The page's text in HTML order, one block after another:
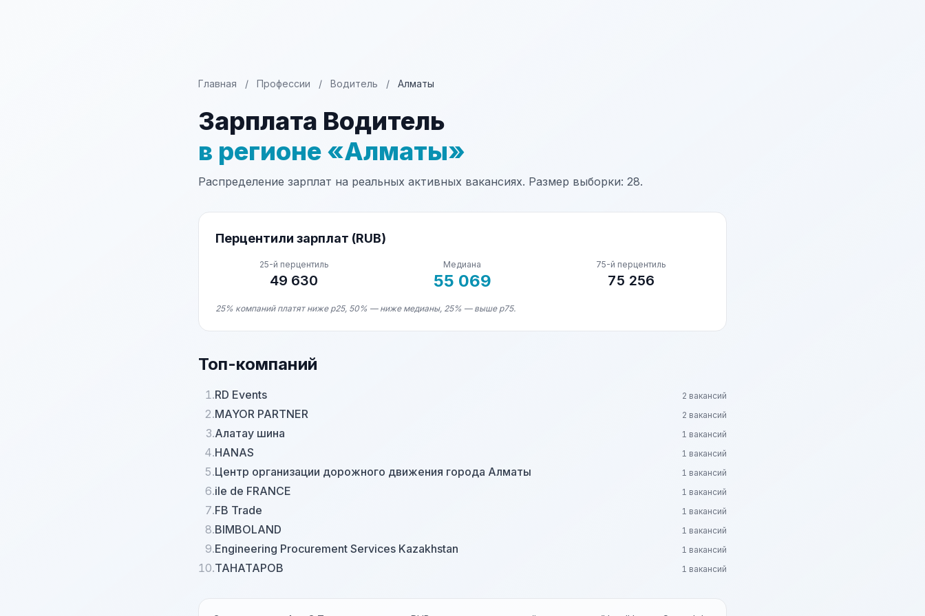
Главная / Профессии / Водитель / Алматы
Зарплата Водитель
в регионе «Алматы»
Распределение зарплат на реальных активных вакансиях. Размер выборки: 28.
Перцентили зарплат (RUB)
25-й перцентиль
49 630
Медиана
55 069
75-й перцентиль
75 256
25% компаний платят ниже p25, 50% — ниже медианы, 25% — выше p75.
Топ-компаний
1.RD Events 2 вакансий
2.MAYOR PARTNER 2 вакансий
3.Алатау шина 1 вакансий
4.HANAS 1 вакансий
5.Центр организации дорожного движения города Алматы 1 вакансий
6.ile de FRANCE 1 вакансий
7.FB Trade 1 вакансий
8.BIMBOLAND 1 вакансий
9.Engineering Procurement Services Kazakhstan 1 вакансий
10.ТАНАТАРОВ 1 вакансий